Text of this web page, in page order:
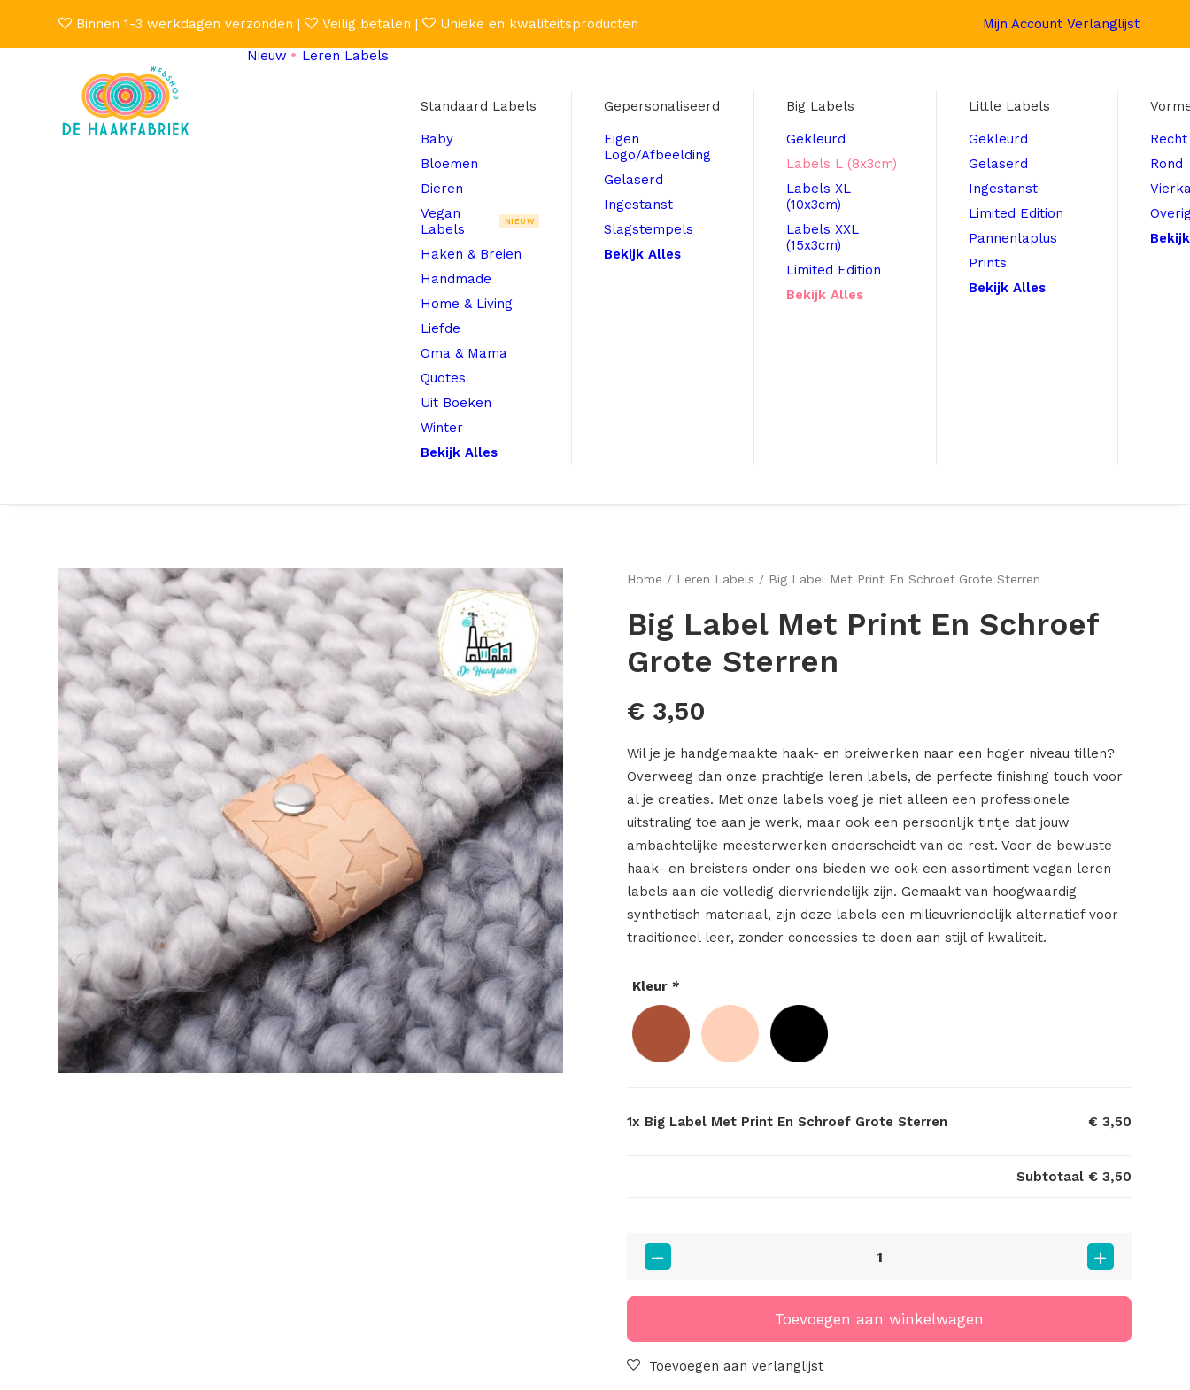
Binnen 1-3 werkdagen verzonden | Veilig betalen | Unieke en kwaliteitsproducten Mijn Account Verlanglijst
Nieuw
Leren Labels
Standaard Labels
Baby
Bloemen
Dieren
Vegan
Labels
NIEUW
Haken & Breien
Handmade
Home & Living
Liefde
Oma & Mama
Quotes
Uit Boeken
Winter
Bekijk Alles
Gepersonaliseerd
Eigen
Logo/Afbeelding
Gelaserd
Ingestanst
Slagstempels
Bekijk Alles
Big Labels
Gekleurd
Labels L (8x3cm)
Labels XL
(10x3cm)
Labels XXL
(15x3cm)
Limited Edition
Bekijk Alles
Little Labels
Gekleurd
Gelaserd
Ingestanst
Limited Edition
Pannenlaplus
Prints
Bekijk Alles
Recht
Rond
Home Leren Labels Big Label Met Print En Schroef Grote Sterren
Big Label Met Print En Schroef
Grote Sterren
€ 3,50
Wil je je handgemaakte haak- en breiwerken naar een hoger niveau tillen?
Overweeg dan onze prachtige leren labels, de perfecte finishing touch voor
al je creaties. Met onze labels voeg je niet alleen een professionele
uitstraling toe aan je werk, maar ook een persoonlijk tintje dat jouw
ambachtelijke meesterwerken onderscheidt van de rest. Voor de bewuste
haak- en breisters onder ons bieden we ook een assortiment vegan leren
labels aan die volledig diervriendelijk zijn. Gemaakt van hoogwaardig
synthetisch materiaal, zijn deze labels een milieuvriendelijk alternatief voor
traditioneel leer, zonder concessies te doen aan stijl of kwaliteit.
Kleur *
1x Big Label Met Print En Schroef Grote Sterren € 3,50
Subtotaal € 3,50
Big
Label
En
Schroef
Toevoegen aan winkelwagen
Toevoegen aan verlanglijst